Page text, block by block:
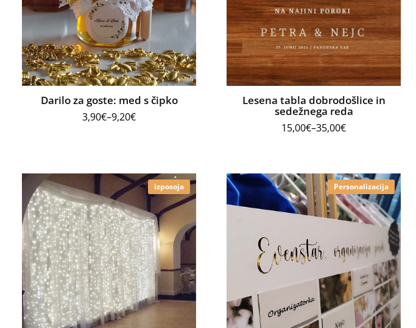
Darilo za goste: med s čipko
3,90€–9,20€
Lesena tabla dobrodošlice in
sedežnega reda
15,00€–35,00€
izposoja Personalizacija